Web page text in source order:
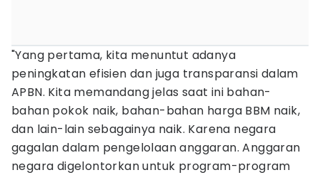
"Yang pertama, kita menuntut adanya
peningkatan efisien dan juga transparansi dalam
APBN. Kita memandang jelas saat ini bahan-
bahan pokok naik, bahan-bahan harga BBM naik,
dan lain-lain sebagainya naik. Karena negara
gagalan dalam pengelolaan anggaran. Anggaran
negara digelontorkan untuk program-program